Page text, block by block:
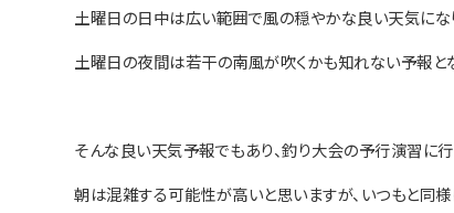
土曜日の日中は広い範囲で風の穏やかな良い天気にな
土曜日の夜間は若干の南風が吹くかも知れない予報と
そんな良い天気予報でもあり、釣り大会の予行演習に
朝は混雑する可能性が高いと思いますが、いつもと同